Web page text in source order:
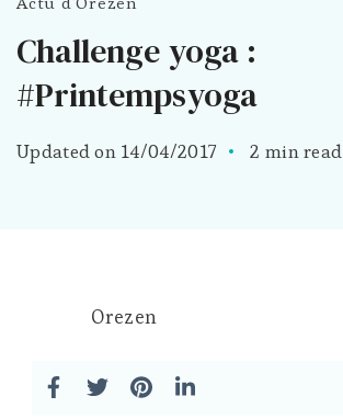
Challenge yoga :
#Printempsyoga
Updated on 14/04/2017 2 min read
Orezen